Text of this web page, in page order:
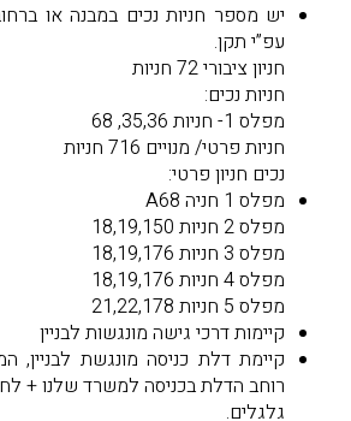
יש מספר חניות נכים במבנה או
עפ”י תקן.
חניון ציבורי 72 חניות
חניות נכים:
מפלס 1- חניות 35,36, 68
חניות פרטי/ מנויים 716 חניות
נכים חניון פרטי:
מפלס 1 חניה A68
מפלס 2 חניות 18,19,150
מפלס 3 חניות 18,19,176
מפלס 4 חניות 18,19,176
מפלס 5 חניות 21,22,178
קיימות דרכי גישה מונגשות לבניין
קיימת דלת כניסה מונגשת לבניין,
רוחב הדלת בכניסה למשרד שלנו +
גלגלים.